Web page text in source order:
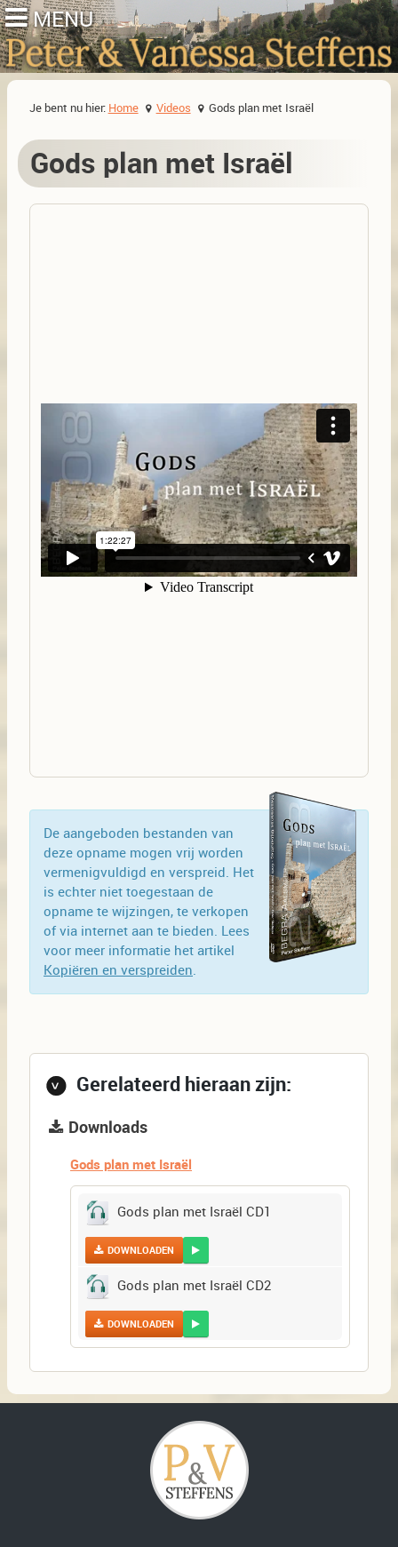
Je bent nu hier: Home Videos Gods plan met Israël
Gods plan met Israël
De aangeboden bestanden van
deze opname mogen vrij worden
vermenigvuldigd en verspreid. Het
is echter niet toegestaan de
opname te wijzingen, te verkopen
of via internet aan te bieden. Lees
voor meer informatie het artikel
Kopiëren en verspreiden.
Gerelateerd hieraan zijn:
Downloads
Gods plan met Israël
Gods plan met Israël CD1
DOWNLOADEN
Gods plan met Israël CD2
DOWNLOADEN